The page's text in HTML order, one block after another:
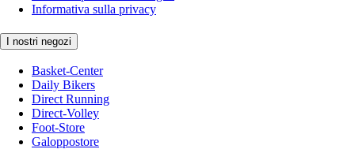
Informativa sulla privacy
I nostri negozi
Basket-Center
Daily Bikers
Direct Running
Direct-Volley
Foot-Store
Galoppostore